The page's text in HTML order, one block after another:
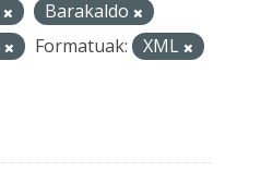
Barakaldo
Formatuak:
XML